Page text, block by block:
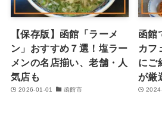
【保存版】函館「ラーメ
ン」おすすめ７選！塩ラー
メンの名店揃い、老舗・人
気店も
2026-01-01 函館市
函館
カフ
にご
が厳